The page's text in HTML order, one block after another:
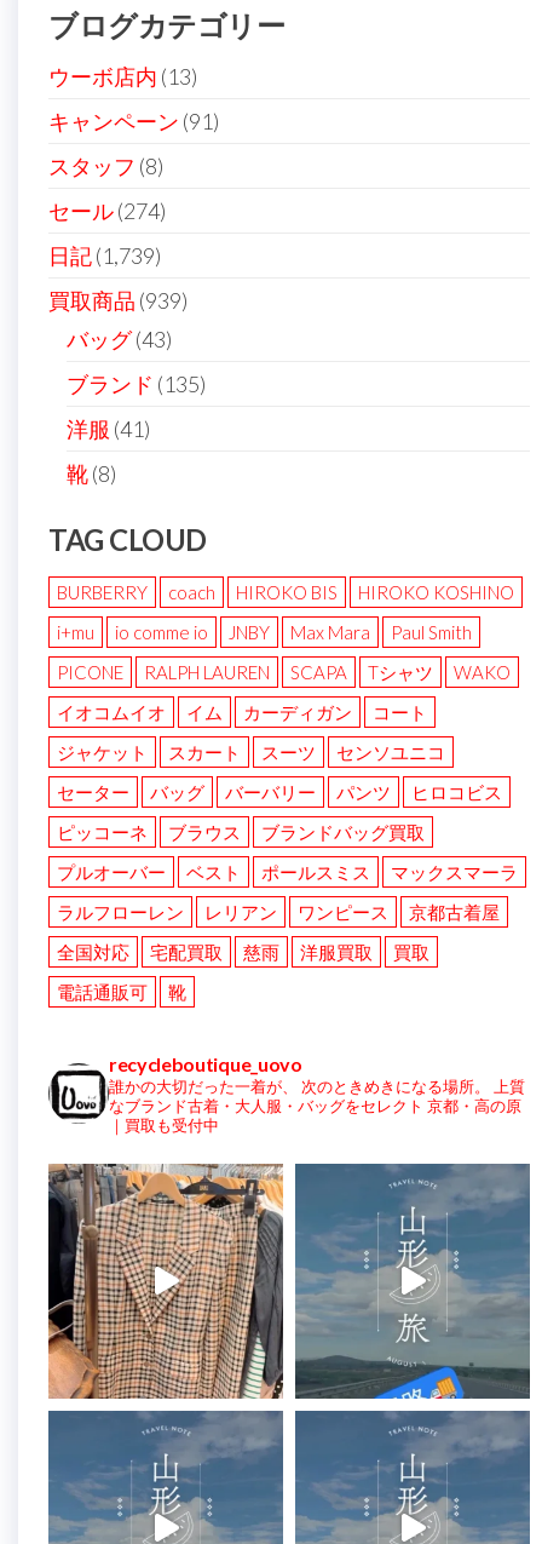
ー
シ
ョ
ン
ブログカテゴリー
ウーボ店内 (13)
キャンペーン (91)
スタッフ (8)
セール(274)
日記(1,739)
買取商品 (939)
バッグ(43)
ブランド (135)
洋服 (41)
靴(8)
TAG CLOUD
BURBERRY coach HIROKO BIS
HIROKO KOSHINO
i+mu
io comme io JNBY Max Mara
Paul Smith
PICONE
RALPH LAUREN SCAPA Tシャツ
WAKO
イオコムイオ
イム カーディガン
コート
ジャケット
スカート スーツ
センソユニコ
セーター
バッグ バーバリー パンツ
ヒロコビス
ピッコーネ
ブラウス
ブランドバッグ買取
プルオーバー
ベスト ポールスミス
マックスマーラ
ラルフローレン
レリアン ワンピース
京都古着屋
全国対応
宅配買取 慈雨 洋服買取
買取
電話通販可
靴
recycleboutique_uovo
誰かの大切だった一着が、 次のときめきになる場所。
上質
なブランド古着・大人服・バッグをセレクト 京都・高の原
｜買取も受付中